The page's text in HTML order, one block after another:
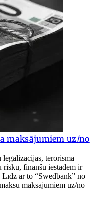
maksājumiem uz/no
terorisma
risku, finanšu iestādēm ir
ar to “Swedbank” no
maksājumiem uz/no